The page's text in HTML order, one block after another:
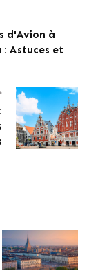
d'Avion à
Astuces et